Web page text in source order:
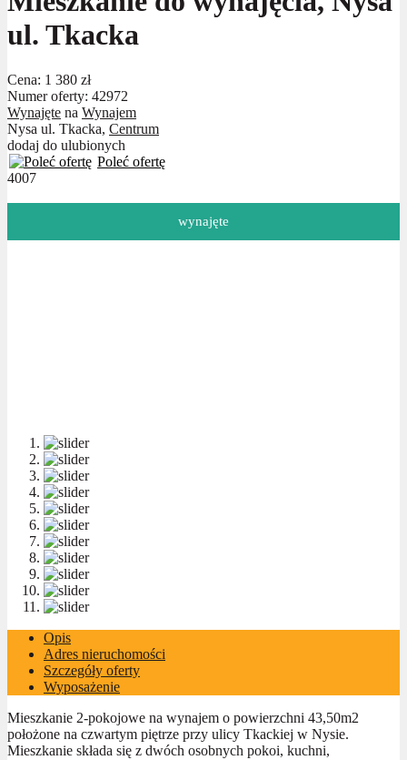
ul. Tkacka
Cena: 1 380 zł
Numer oferty: 42972
Wynajęte na Wynajem
Nysa ul. Tkacka, Centrum
dodaj do ulubionych
Poleć ofertę
4007
wynajęte
Opis
Adres nieruchomości
Szczegóły oferty
Wyposażenie
Mieszkanie 2-pokojowe na wynajem o powierzchni 43,50m2
położone na czwartym piętrze przy ulicy Tkackiej w Nysie.
Mieszkanie składa się z dwóch osobnych pokoi, kuchni,